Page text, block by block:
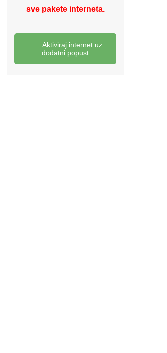
sve pakete interneta.
Aktiviraj internet uz
dodatni popust